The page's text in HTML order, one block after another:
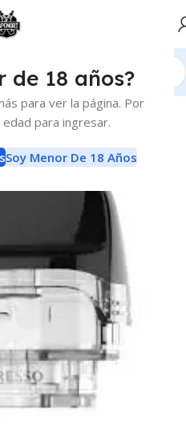
de 18 años?
para ver la página. Por
para ingresar.
Soy Menor De 18 Años